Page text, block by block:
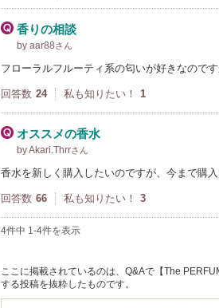
香りの相談
by aar88さん
フローラルフルーティ系の匂いが好きなので
回答数 24 私も知りたい！ 1
オススメの香水
by Akari.Thrrさん
香水を新しく購入したいのですが、今まで購
回答数 66 私も知りたい！ 3
4件中 1-4件を表示
ここに掲載されているのは、Q&Aで【The
する投稿を抜粋したものです。